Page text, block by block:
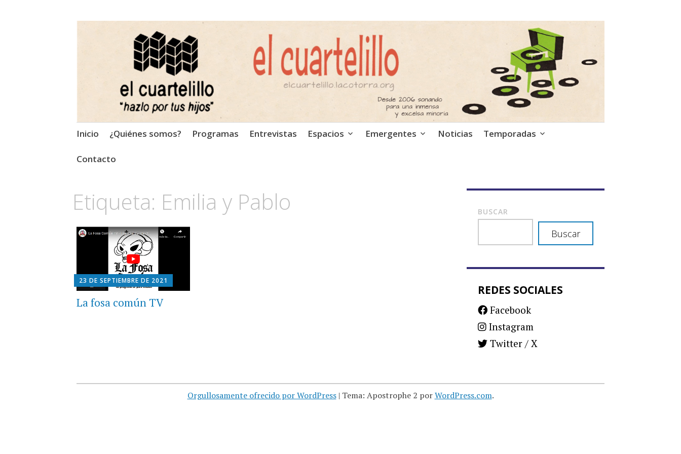
El Cuartelillo
Programa de radio de música independiente. Podcast
Saltar
contenido
Inicio ¿Quiénes somos? Programas Entrevistas Espacios Emergentes Noticias Temporadas
Contacto
Etiqueta: Emilia y Pablo
23 DE SEPTIEMBRE DE 2021
La fosa común TV
BUSCAR
Buscar
REDES SOCIALES
Facebook
Instagram
Twitter / X
Orgullosamente ofrecido por WordPress | Tema: Apostrophe 2 porWordPress.com.